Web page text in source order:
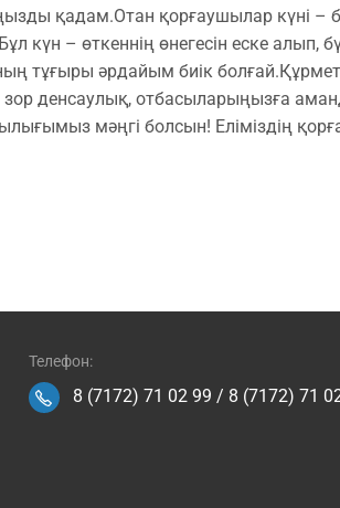
қадам. ​Отан қорғаушылар күні –
– өткеннің өнегесін еске алып,
тұғыры әрдайым биік болғай.
денсаулық, отбасыларыңызға
мәңгі болсын! Еліміздің
Телефон:
8 (7172) 71 02 99 / 8 (7172) 71